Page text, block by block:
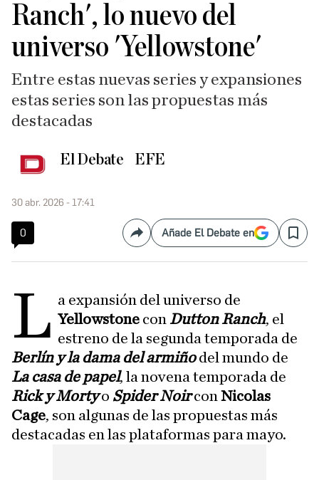
Ranch', lo nuevo del
universo 'Yellowstone'
Entre estas nuevas series y expansiones
estas series son las propuestas más
destacadas
El Debate EFE
30 abr. 2026 - 17:41
0 CompartirAñade El Debate en Save
L a expansión del universo de
Yellowstone con Dutton Ranch, el
estreno de la segunda temporada de
Berlín y la dama del armiñodel mundo de
La casa de papel, la novena temporada de
Rick y Mortyo Spider Noircon Nicolas
Cage, son algunas de las propuestas más
destacadas en las plataformas para mayo.